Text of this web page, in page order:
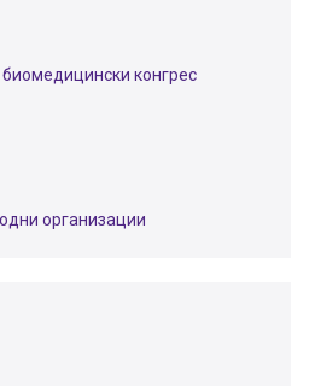
конгрес
организации